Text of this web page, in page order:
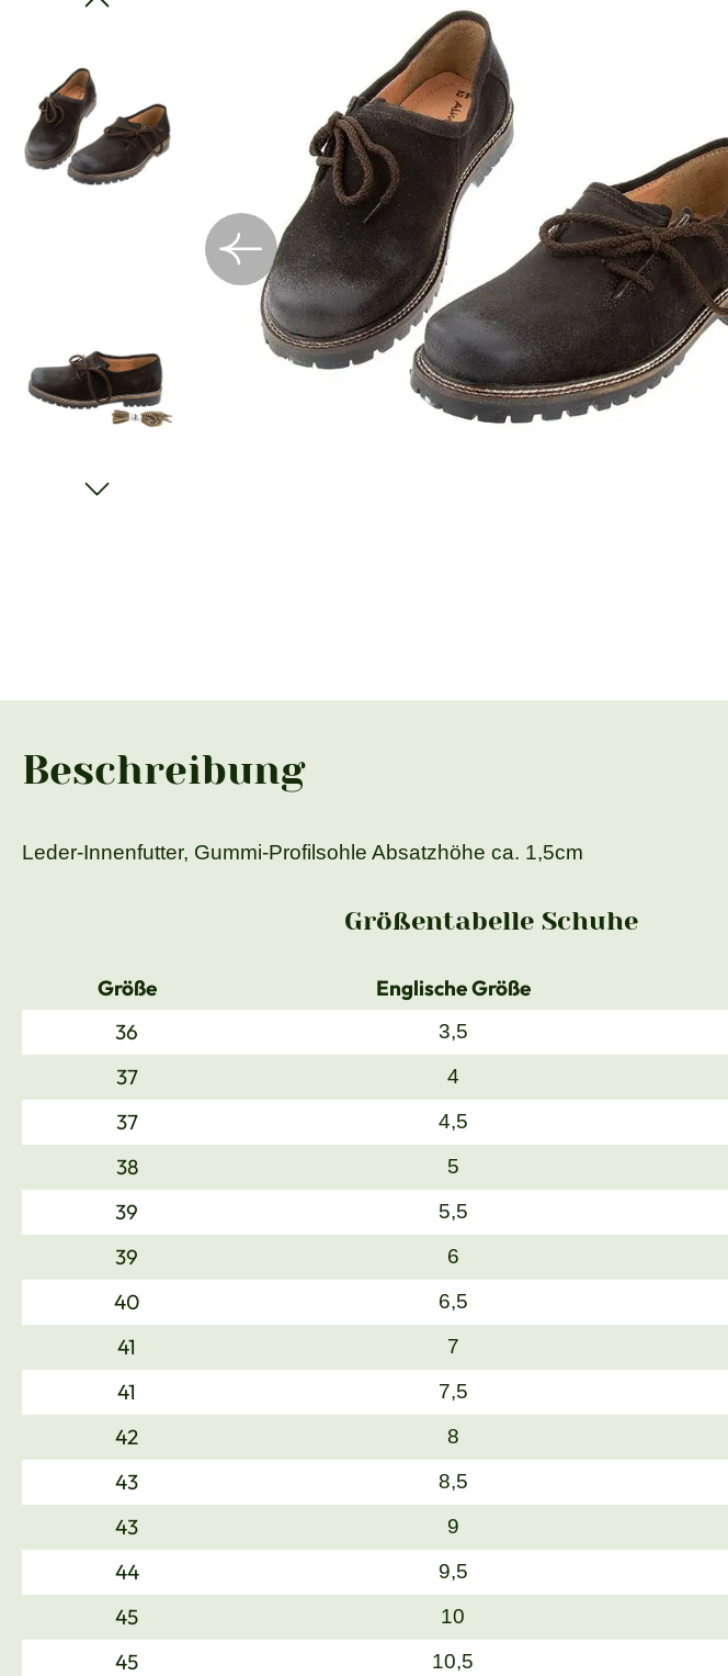
Beschreibung
Leder-Innenfutter, Gummi-Profilsohle Absatzhöhe ca. 1,5cm
Größentabelle Schuhe
Größe Englische Größe
36
3,5
37 4
37 4,5
38 5
39 5,5
39 6
40 6,5
41 7
41 7,5
42 8
43 8,5
43 9
44 9,5
45 10
45 10,5